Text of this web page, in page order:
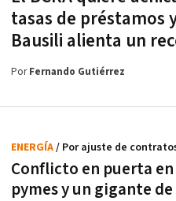
tasas de préstamos
Bausili alienta un
PorFernando Gutiérrez
Conflicto en puerta
pymes y un gigante
ENERGÍA/ Por ajuste de